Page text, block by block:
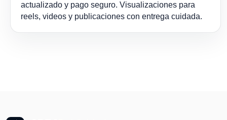
actualizado y pago seguro. Visualizaciones para
reels, videos y publicaciones con entrega cuidada.